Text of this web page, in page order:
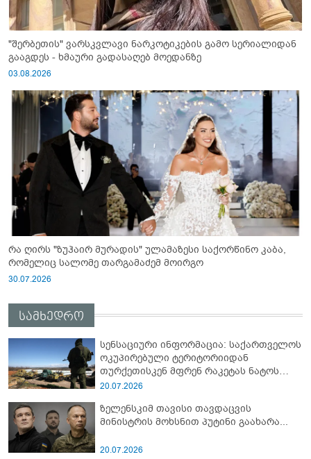
"შერბეთის" ვარსკვლავი ნარკოტიკების გამო სერიალიდან
გააგდეს - ხმაური გადასაღებ მოედანზე
03.08.2026
რა ღირს "ზუჰაირ მურადის" ულამაზესი საქორწინო კაბა,
რომელიც სალომე თარგამაძემ მოირგო
30.07.2026
სამხედრო
სენსაციური ინფორმაცია: საქართველოს
ოკუპირებული ტერიტორიიდან
თურქეთისკენ მფრენ რაკეტას ნატოს
სამიტი კინაღამ ჩაუშლია
20.07.2026
ზელენსკიმ თავისი თავდაცვის
მინისტრის მოხსნით პუტინი გაახარა...
20.07.2026